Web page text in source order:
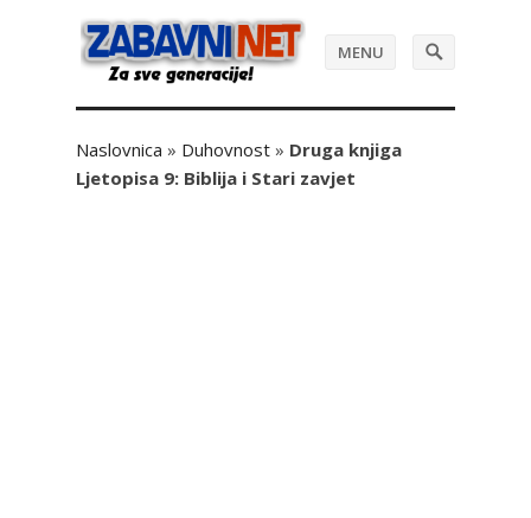
MENU
Naslovnica » Duhovnost » Druga knjiga
Ljetopisa 9: Biblija i Stari zavjet